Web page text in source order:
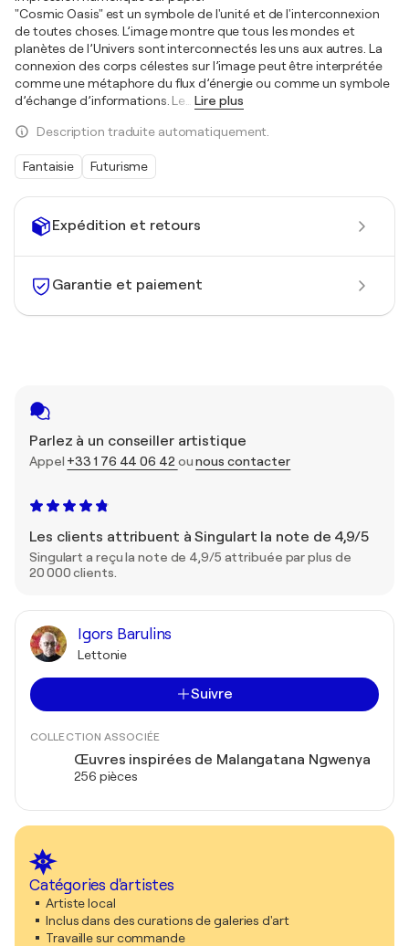
Expédition et retours
Garantie et paiement
Parlez à un conseiller artistique
Appel +33 1 76 44 06 42 ounous contacter
Les clients attribuent à Singulart la note de 4,9/5
Singulart a reçu la note de 4,9/5 attribuée par plus de
20 000 clients.
Igors Barulins
Lettonie
Suivre
COLLECTION ASSOCIÉE
Œuvres inspirées de Malangatana Ngwenya
256 pièces
Catégories d'artistes
Artiste local
Inclus dans des curations de galeries d'art
Travaille sur commande
"Cosmic Oasis" est un symbole de l'unité et de l'interconnexion
de toutes choses. L’image montre que tous les mondes et
planètes de l’Univers sont interconnectés les uns aux autres. La
connexion des corps célestes sur l’image peut être interprétée
comme une métaphore du flux d’énergie ou comme un symbole
d’échange d’informations. Le
Lire plus
Description traduite automatiquement.
Fantaisie Futurisme